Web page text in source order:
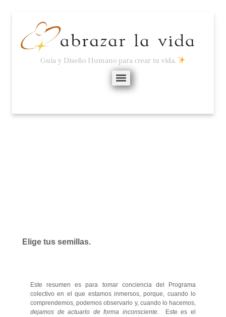
Guía y Diseño Humano para crear tu vida.
Elige tus semillas.
Este resumen es para tomar conciencia del Programa
colectivo en el que estamos inmersos, porque, cuando lo
comprendemos, podemos observarlo y, cuando lo hacemos,
dejamos de actuarlo de forma inconsciente. Este es el